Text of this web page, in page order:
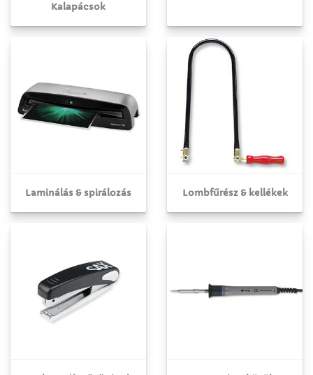
Kalapácsok
Laminálás & spirálozás Lombfűrész & kellékek